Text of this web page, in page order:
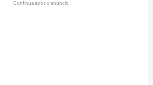
Continua após o anuncio